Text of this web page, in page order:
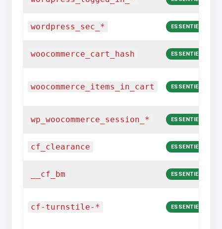
wordpress_sec_* ESSENTIEL
woocommerce_cart_hash ESSENTIEL
woocommerce_items_in_cart ESSENTIEL
wp_woocommerce_session_* ESSENTIEL
cf_clearance ESSENTIEL
__cf_bm ESSENTIEL
cf-turnstile-* ESSENTIEL